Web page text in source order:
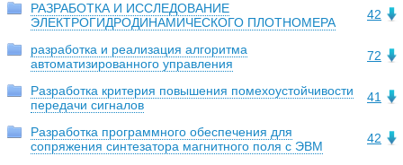
42
РАЗРАБОТКА И ИССЛЕДОВАНИЕ
ЭЛЕКТРОГИДРОДИНАМИЧЕСКОГО ПЛОТНОМЕРА
72
разработка и реализация алгоритма
автоматизированного управления
41
Разработка критерия повышения помехоустойчивости
передачи сигналов
42
Разработка программного обеспечения для
сопряжения синтезатора магнитного поля с ЭВМ